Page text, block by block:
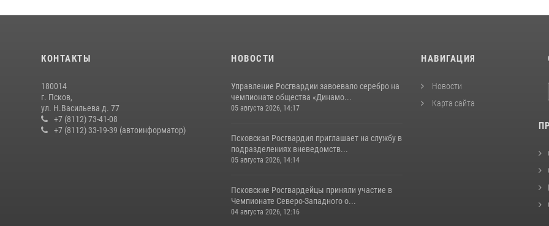
КОНТАКТЫ
180014
г. Псков,
ул. Н.Васильева д. 77
+7 (8112) 73-41-08
+7 (8112) 33-19-39 (автоинформатор)
НОВОСТИ
Управление Росгвардии завоевало серебро на
чемпионате общества «Динамо...
05 августа 2026, 14:17
Псковская Росгвардия приглашает на службу в
подразделениях вневедомств...
05 августа 2026, 14:14
Псковские Росгвардейцы приняли участие в
Чемпионате Северо-Западного о...
04 августа 2026, 12:16
НАВИГАЦИЯ
Новости
Карта сайта